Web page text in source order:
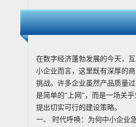
在数字经济蓬勃发展的今天，
小企业而言，这里既有深厚的
挑战。许多企业虽然产品质量
是简单的“上网”，而是一场关
提出切实可行的建设策略。
一、 时代呼唤：为何中小企业